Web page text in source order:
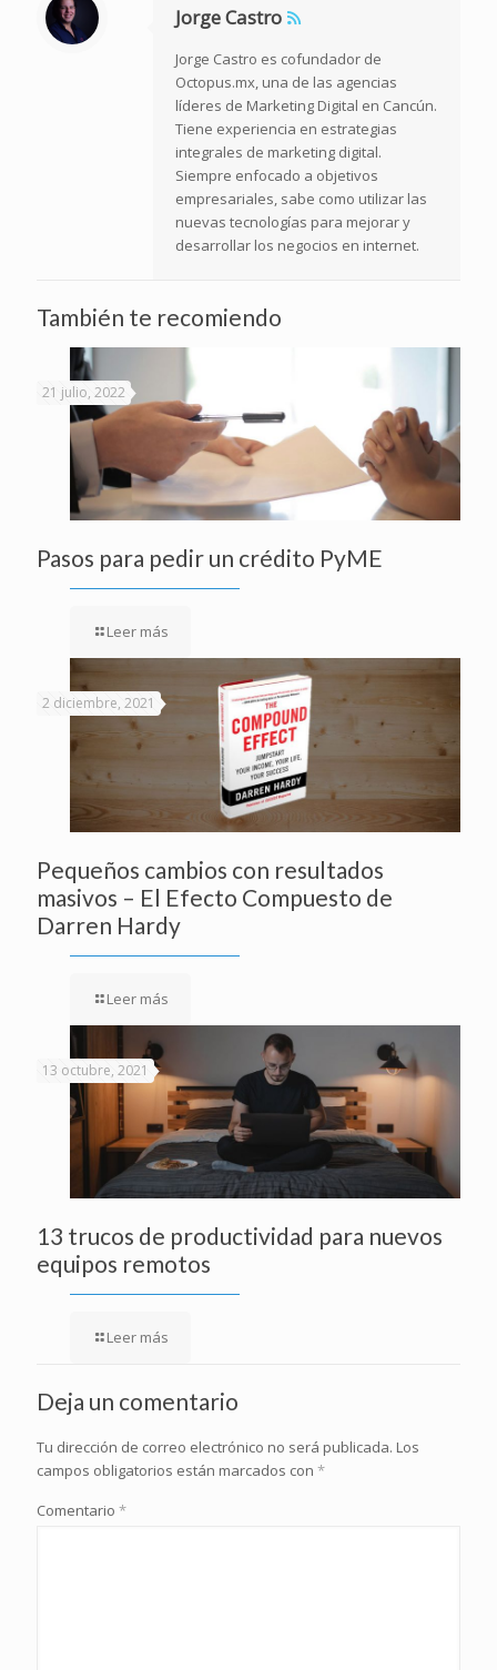
Jorge Castro
Jorge Castro es cofundador de
Octopus.mx, una de las agencias
líderes de Marketing Digital en Cancún.
Tiene experiencia en estrategias
integrales de marketing digital.
Siempre enfocado a objetivos
empresariales, sabe como utilizar las
nuevas tecnologías para mejorar y
desarrollar los negocios en internet.
También te recomiendo
21 julio, 2022
Pasos para pedir un crédito PyME
Leer más
2 diciembre, 2021
Pequeños cambios con resultados
masivos – El Efecto Compuesto de
Darren Hardy
Leer más
13 octubre, 2021
13 trucos de productividad para nuevos
equipos remotos
Leer más
Deja un comentario
Tu dirección de correo electrónico no será publicada. Los
campos obligatorios están marcados con *
Comentario *